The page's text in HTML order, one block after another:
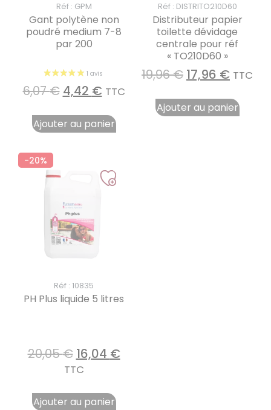
Réf : GPM
Gant polytène non
poudré medium 7-8
par 200
6,07€ 4,42 € TTC
Ajouter au panier
Réf : DISTRITO210D60
Distributeur papier
toilette dévidage
centrale pour réf
« TO210D60 »
19,96€ 17,96 € TTC
Ajouter au panier
-20%
Réf : 10835
PH Plus liquide 5 litres
20,05€ 16,04 €
TTC
Ajouter au panier